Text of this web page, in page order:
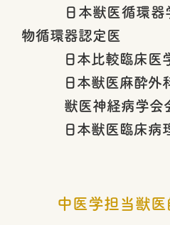
日本獣医循環器学
物循環器認定医
日本比較臨床医学
日本獣医麻酔外
獣医神経病学会
日本獣医臨床病
中医学担当獣医